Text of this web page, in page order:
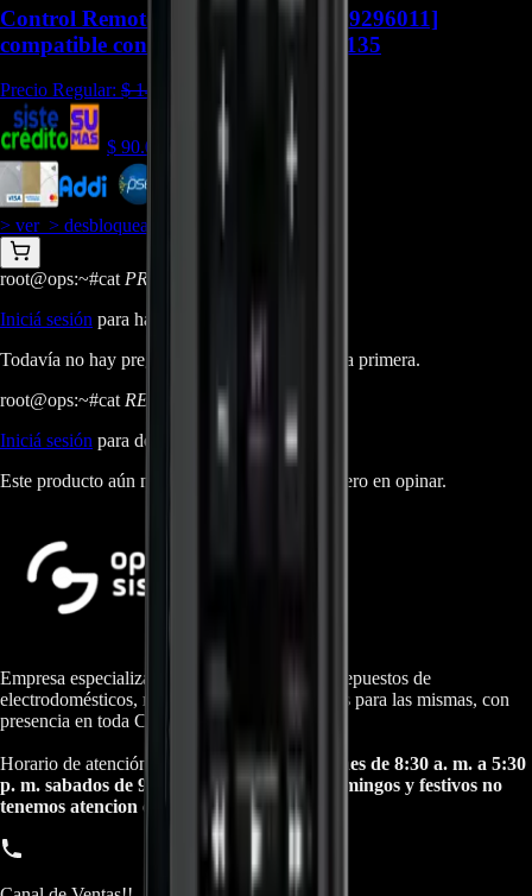
Control Remoto RMT-AM120U [149296011]
compatible con SHAKE-X7D - CR-135
Precio Regular: $144.000
$ 90.000
> ver_ > desbloquear oferta_
root@ops:~#cat PREGUNTAS
Iniciá sesión para hacer una pregunta.
Todavía no hay preguntas respondidas. Hacé la primera.
root@ops:~#cat RESEÑAS [ 0 ]
Iniciá sesión para dejar una reseña.
Este producto aún no tiene reseñas. Sé el primero en opinar.
Empresa especializada en electrodomésticos, repuestos de
electrodomésticos, motos electricas y repuestos para las mismas, con
presencia en toda Colombia.
Horario de atención Call Center:
lunes a viernes de 8:30 a. m. a 5:30
p. m. sabados de 9:00 a. m. a 1:00 p. m. Domingos y festivos no
tenemos atencion online.